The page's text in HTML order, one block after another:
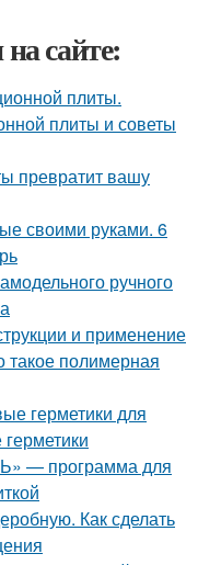
сайте:
плиты.
плиты и советы
превратит вашу
своими руками. 6
ручного
и применение
такое полимерная
герметики для
— программа для
Как сделать